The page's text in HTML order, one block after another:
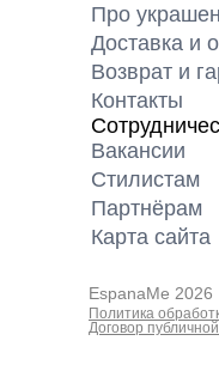
Про
Доставка и
Возврат и
Контакты
Вакансии
Cтилистам
Партнёрам
Карта cайта
EspanaMe 2026
Политика
Договор